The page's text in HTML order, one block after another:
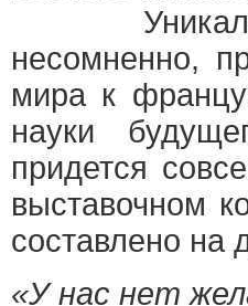
несомненно,
мира к
науки
придется
выставочном
составлено на
«У нас нет